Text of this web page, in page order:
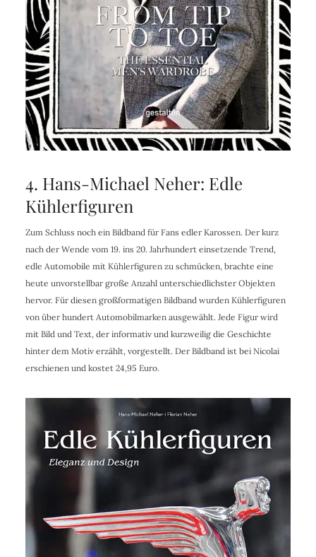
4. Hans-Michael Neher: Edle
Kühlerfiguren
Zum Schluss noch ein Bildband für Fans edler Karossen. Der kurz
nach der Wende vom 19. ins 20. Jahrhundert einsetzende Trend,
edle Automobile mit Kühlerfiguren zu schmücken, brachte eine
heute unvorstellbar große Anzahl unterschiedlichster Objekten
hervor. Für diesen großformatigen Bildband wurden Kühlerfiguren
von über hundert Automobilmarken ausgewählt. Jede Figur wird
mit Bild und Text, der informativ und kurzweilig die Geschichte
hinter dem Motiv erzählt, vorgestellt. Der Bildband ist bei Nicolai
erschienen und kostet 24,95 Euro.